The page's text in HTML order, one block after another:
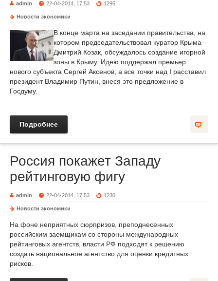
admin 22-04-2014, 17:53 1295
Новости экономики
В конце марта на заседании правительства, на
котором председательствовал куратор Крыма
Дмитрий Козак, обсуждалось создание игорной
зоны в Крыму. Идею поддержал премьер
нового субъекта Сергей Аксенов, а все точки над I расставил
президент Владимир Путин, внеся это предложение в
Госдуму.
Подробнее
Россия покажет Западу
рейтинговую фигу
admin 22-04-2014, 17:53 1230
Новости экономики
На фоне неприятных сюрпризов, преподнесенных
российским заемщикам со стороны международных
рейтинговых агентств, власти РФ подходят к решению
создать национальное агентство для оценки кредитных
рисков.